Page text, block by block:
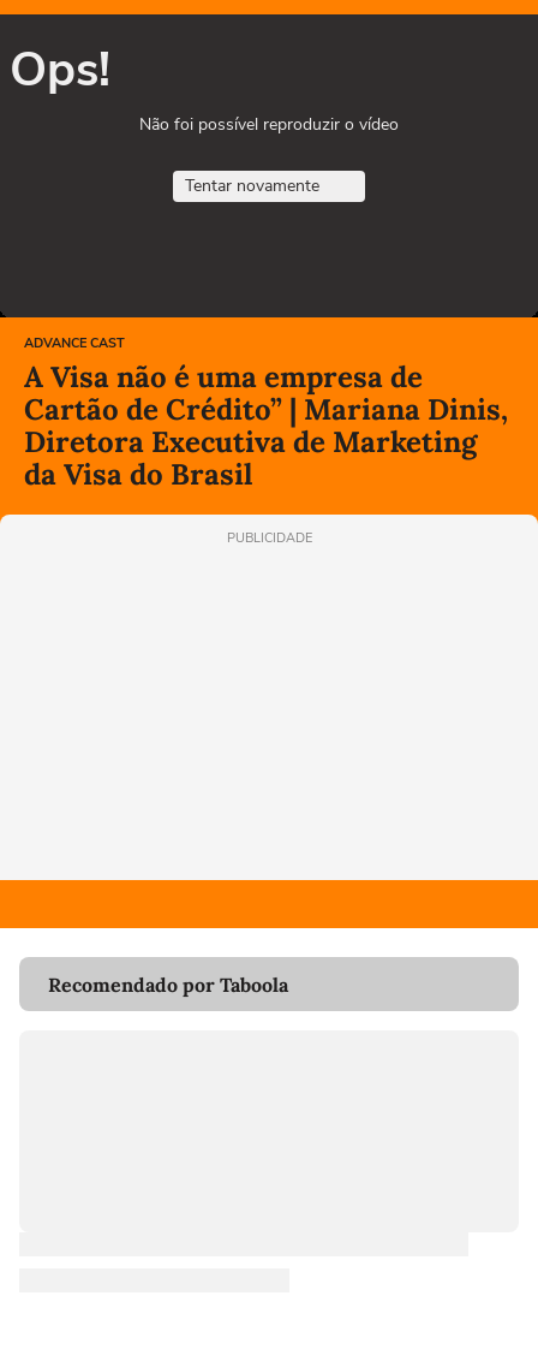
Ops!
Não foi possível reproduzir o vídeo
Tentar novamente
ADVANCE CAST
A Visa não é uma empresa de
Cartão de Crédito” | Mariana Dinis,
Diretora Executiva de Marketing
da Visa do Brasil
PUBLICIDADE
Recomendado por Taboola